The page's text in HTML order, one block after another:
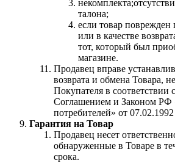
талона;
если товар
или в качестве
тот, который был
магазине.
Продавец вправе
возврата и обмена Товара,
Покупателя в соответствии
Соглашением и Законом РФ
потребителей» от
Гарантия на Товар
Продавец несет
обнаруженные в Товаре в
срока.